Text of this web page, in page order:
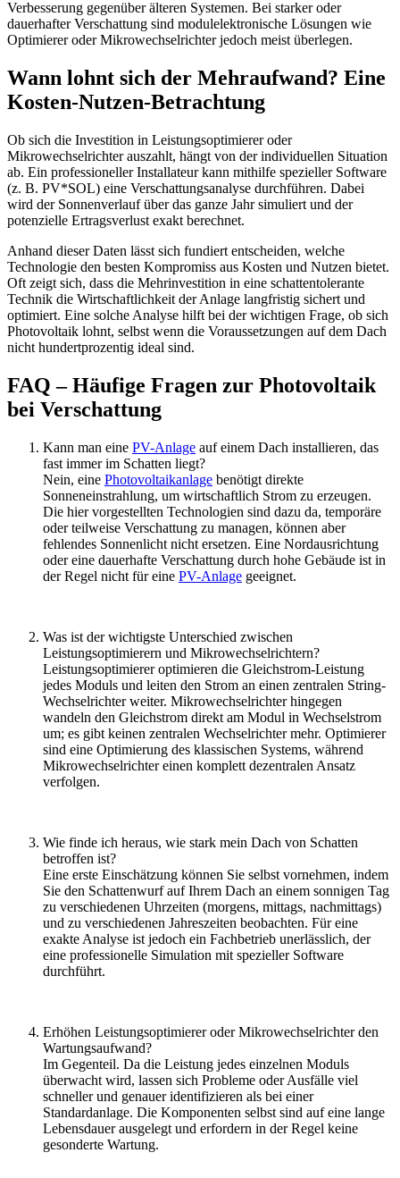
Verbesserung gegenüber älteren Systemen. Bei starker oder
dauerhafter Verschattung sind modulelektronische Lösungen wie
Optimierer oder Mikrowechselrichter jedoch meist überlegen.
Wann lohnt sich der Mehraufwand? Eine
Kosten-Nutzen-Betrachtung
Ob sich die Investition in Leistungsoptimierer oder
Mikrowechselrichter auszahlt, hängt von der individuellen Situation
ab. Ein professioneller Installateur kann mithilfe spezieller Software
(z. B. PV*SOL) eine Verschattungsanalyse durchführen. Dabei
wird der Sonnenverlauf über das ganze Jahr simuliert und der
potenzielle Ertragsverlust exakt berechnet.
Anhand dieser Daten lässt sich fundiert entscheiden, welche
Technologie den besten Kompromiss aus Kosten und Nutzen bietet.
Oft zeigt sich, dass die Mehrinvestition in eine schattentolerante
Technik die Wirtschaftlichkeit der Anlage langfristig sichert und
optimiert. Eine solche Analyse hilft bei der wichtigen Frage, ob sich
Photovoltaik lohnt, selbst wenn die Voraussetzungen auf dem Dach
nicht hundertprozentig ideal sind.
FAQ – Häufige Fragen zur Photovoltaik
bei Verschattung
Kann man eine PV-Anlage auf einem Dach installieren, das
fast immer im Schatten liegt?
Nein, eine Photovoltaikanlage benötigt direkte
Sonneneinstrahlung, um wirtschaftlich Strom zu erzeugen.
Die hier vorgestellten Technologien sind dazu da, temporäre
oder teilweise Verschattung zu managen, können aber
fehlendes Sonnenlicht nicht ersetzen. Eine Nordausrichtung
oder eine dauerhafte Verschattung durch hohe Gebäude ist in
der Regel nicht für eine PV-Anlage geeignet.
Was ist der wichtigste Unterschied zwischen
Leistungsoptimierern und Mikrowechselrichtern?
Leistungsoptimierer optimieren die Gleichstrom-Leistung
jedes Moduls und leiten den Strom an einen zentralen String-
Wechselrichter weiter. Mikrowechselrichter hingegen
wandeln den Gleichstrom direkt am Modul in Wechselstrom
um; es gibt keinen zentralen Wechselrichter mehr. Optimierer
sind eine Optimierung des klassischen Systems, während
Mikrowechselrichter einen komplett dezentralen Ansatz
verfolgen.
Wie finde ich heraus, wie stark mein Dach von Schatten
betroffen ist?
Eine erste Einschätzung können Sie selbst vornehmen, indem
Sie den Schattenwurf auf Ihrem Dach an einem sonnigen Tag
zu verschiedenen Uhrzeiten (morgens, mittags, nachmittags)
und zu verschiedenen Jahreszeiten beobachten. Für eine
exakte Analyse ist jedoch ein Fachbetrieb unerlässlich, der
eine professionelle Simulation mit spezieller Software
durchführt.
Erhöhen Leistungsoptimierer oder Mikrowechselrichter den
Wartungsaufwand?
Im Gegenteil. Da die Leistung jedes einzelnen Moduls
überwacht wird, lassen sich Probleme oder Ausfälle viel
schneller und genauer identifizieren als bei einer
Standardanlage. Die Komponenten selbst sind auf eine lange
Lebensdauer ausgelegt und erfordern in der Regel keine
gesonderte Wartung.